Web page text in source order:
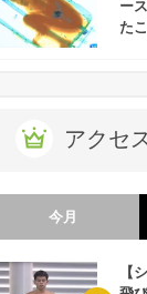
ー
た
アクセ
今月
【